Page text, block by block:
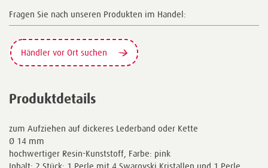
Fragen Sie nach unseren Produkten im Handel:
Händler vor Ort suchen
Produktdetails
zum Aufziehen auf dickeres Lederband oder Kette
Ø 14 mm
hochwertiger Resin-Kunststoff, Farbe: pink
Inhalt: 2 Stück: 1 Perle mit 4 Swarovski Kristallen und 1 Perle